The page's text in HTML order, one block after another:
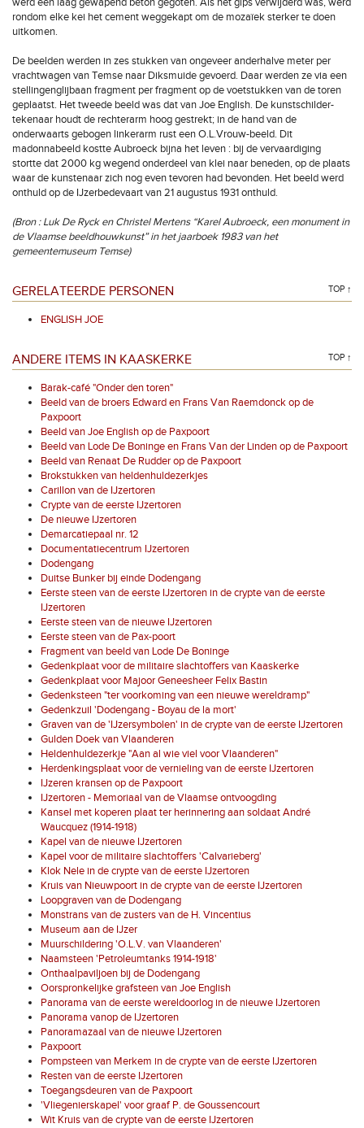
rondom elke kei het cement weggekapt om de mozaïek sterker te doen
uitkomen.
De beelden werden in zes stukken van ongeveer anderhalve meter per
vrachtwagen van Temse naar Diksmuide gevoerd. Daar werden ze via een
stellingenglijbaan fragment per fragment op de voetstukken van de toren
geplaatst. Het tweede beeld was dat van Joe English. De kunstschilder-
tekenaar houdt de rechterarm hoog gestrekt; in de hand van de
onderwaarts gebogen linkerarm rust een O.L.Vrouw-beeld. Dit
madonnabeeld kostte Aubroeck bijna het leven : bij de vervaardiging
stortte dat 2000 kg wegend onderdeel van klei naar beneden, op de plaats
waar de kunstenaar zich nog even tevoren had bevonden. Het beeld werd
onthuld op de IJzerbedevaart van 21 augustus 1931 onthuld.
(Bron : Luk De Ryck en Christel Mertens “Karel Aubroeck, een monument in
de Vlaamse beeldhouwkunst” in het jaarboek 1983 van het
gemeentemuseum Temse)
GERELATEERDE PERSONEN TOP ↑
ENGLISH JOE
ANDERE ITEMS IN KAASKERKE TOP ↑
Barak-café "Onder den toren"
Beeld van de broers Edward en Frans Van Raemdonck op de
Paxpoort
Beeld van Joe English op de Paxpoort
Beeld van Lode De Boninge en Frans Van der Linden op de Paxpoort
Beeld van Renaat De Rudder op de Paxpoort
Brokstukken van heldenhuldezerkjes
Carillon van de IJzertoren
Crypte van de eerste IJzertoren
De nieuwe IJzertoren
Demarcatiepaal nr. 12
Documentatiecentrum IJzertoren
Dodengang
Duitse Bunker bij einde Dodengang
Eerste steen van de eerste IJzertoren in de crypte van de eerste
IJzertoren
Eerste steen van de nieuwe IJzertoren
Eerste steen van de Pax-poort
Fragment van beeld van Lode De Boninge
Gedenkplaat voor de militaire slachtoffers van Kaaskerke
Gedenkplaat voor Majoor Geneesheer Felix Bastin
Gedenksteen "ter voorkoming van een nieuwe wereldramp"
Gedenkzuil 'Dodengang - Boyau de la mort'
Graven van de 'IJzersymbolen' in de crypte van de eerste IJzertoren
Gulden Doek van Vlaanderen
Heldenhuldezerkje "Aan al wie viel voor Vlaanderen"
Herdenkingsplaat voor de vernieling van de eerste IJzertoren
IJzeren kransen op de Paxpoort
IJzertoren - Memoriaal van de Vlaamse ontvoogding
Kansel met koperen plaat ter herinnering aan soldaat André
Waucquez (1914-1918)
Kapel van de nieuwe IJzertoren
Kapel voor de militaire slachtoffers 'Calvarieberg'
Klok Nele in de crypte van de eerste IJzertoren
Kruis van Nieuwpoort in de crypte van de eerste IJzertoren
Loopgraven van de Dodengang
Monstrans van de zusters van de H. Vincentius
Museum aan de IJzer
Muurschildering 'O.L.V. van Vlaanderen'
Naamsteen 'Petroleumtanks 1914-1918'
Onthaalpaviljoen bij de Dodengang
Oorspronkelijke grafsteen van Joe English
Panorama van de eerste wereldoorlog in de nieuwe IJzertoren
Panorama vanop de IJzertoren
Panoramazaal van de nieuwe IJzertoren
Paxpoort
Pompsteen van Merkem in de crypte van de eerste IJzertoren
Resten van de eerste IJzertoren
Toegangsdeuren van de Paxpoort
'Vliegenierskapel' voor graaf P. de Goussencourt
Wit Kruis van de crypte van de eerste IJzertoren